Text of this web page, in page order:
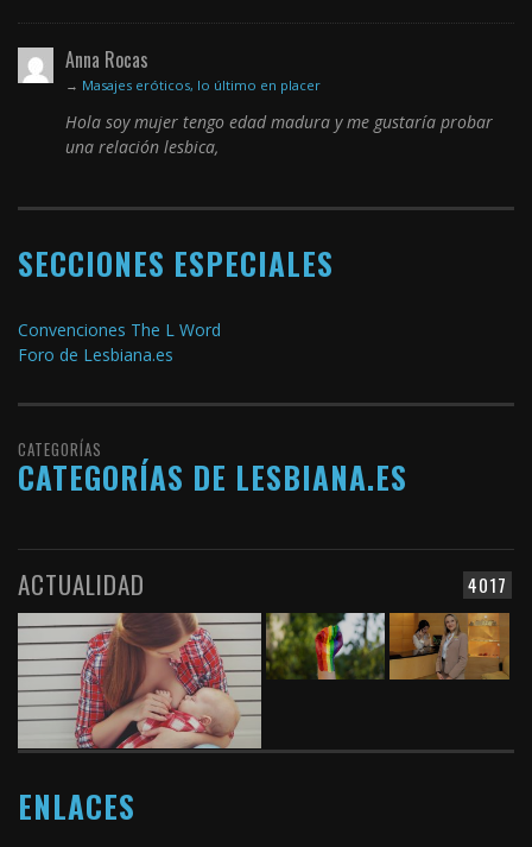
Anna Rocas
→ Masajes eróticos, lo último en placer
Hola soy mujer tengo edad madura y me gustaría probar
una relación lesbica,
SECCIONES ESPECIALES
Convenciones The L Word
Foro de Lesbiana.es
CATEGORÍAS
CATEGORÍAS DE LESBIANA.ES
4017
ACTUALIDAD
ENLACES